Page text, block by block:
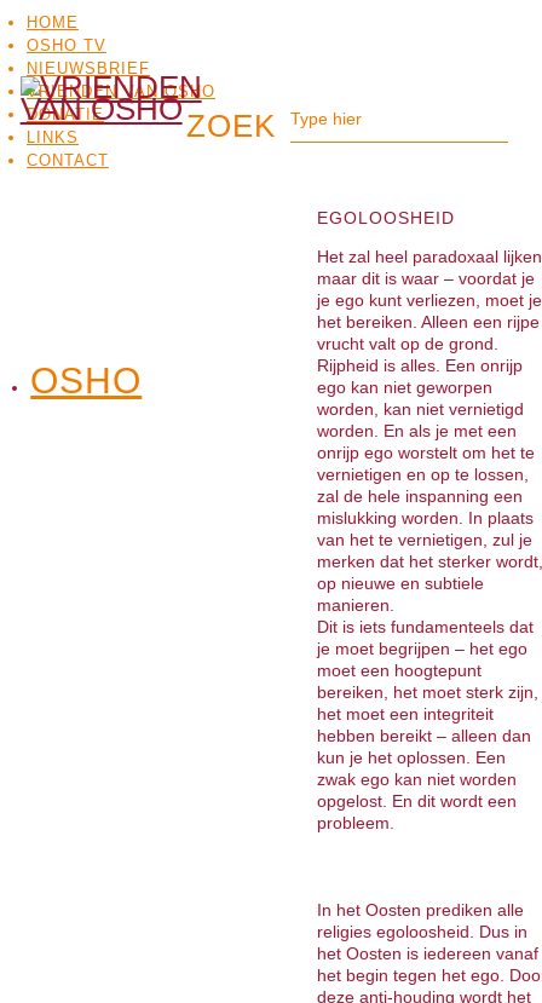
HOME
OSHO TV
NIEUWSBRIEF
VRIENDEN VAN OSHO
DONATIE
LINKS
CONTACT
OSHOOSHO MEDITATIE
EGOLOOSHEID
Het zal heel paradoxaal
maar dit is waar – voordat je
je ego kunt verliezen, moet je
het bereiken. Alleen een rijpe
vrucht valt op de grond.
Rijpheid is alles. Een onrijp
ego kan niet geworpen
worden, kan niet vernietigd
worden. En als je met een
onrijp ego worstelt om het te
vernietigen en op te lossen,
zal de hele inspanning een
mislukking worden. In plaats
van het te vernietigen, zul je
merken dat het sterker wordt,
op nieuwe en subtiele
manieren.
Dit is iets fundamenteels dat
je moet begrijpen – het ego
moet een hoogtepunt
bereiken, het moet sterk zijn,
het moet een integriteit
hebben bereikt – alleen dan
kun je het oplossen. Een
zwak ego kan niet worden
opgelost. En dit wordt een
probleem.
In het Oosten prediken alle
religies egoloosheid. Dus in
het Oosten is iedereen vanaf
het begin tegen het ego.
deze anti-houding wordt het